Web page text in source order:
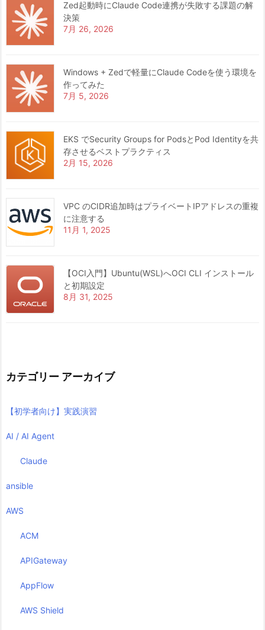
Zed起動時にClaude Code連携が失敗する課題の解
決策
7月 26, 2026
Windows + Zedで軽量にClaude Codeを使う環境を
作ってみた
7月 5, 2026
EKS でSecurity Groups for PodsとPod Identityを共
存させるベストプラクティス
2月 15, 2026
VPC のCIDR追加時はプライベートIPアドレスの重複
に注意する
11月 1, 2025
【OCI入門】Ubuntu(WSL)へOCI CLI インストール
と初期設定
8月 31, 2025
カテゴリー アーカイブ
【初学者向け】実践演習
AI / AI Agent
Claude
ansible
AWS
ACM
APIGateway
AppFlow
AWS Shield